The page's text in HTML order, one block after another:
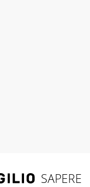
SAPERE